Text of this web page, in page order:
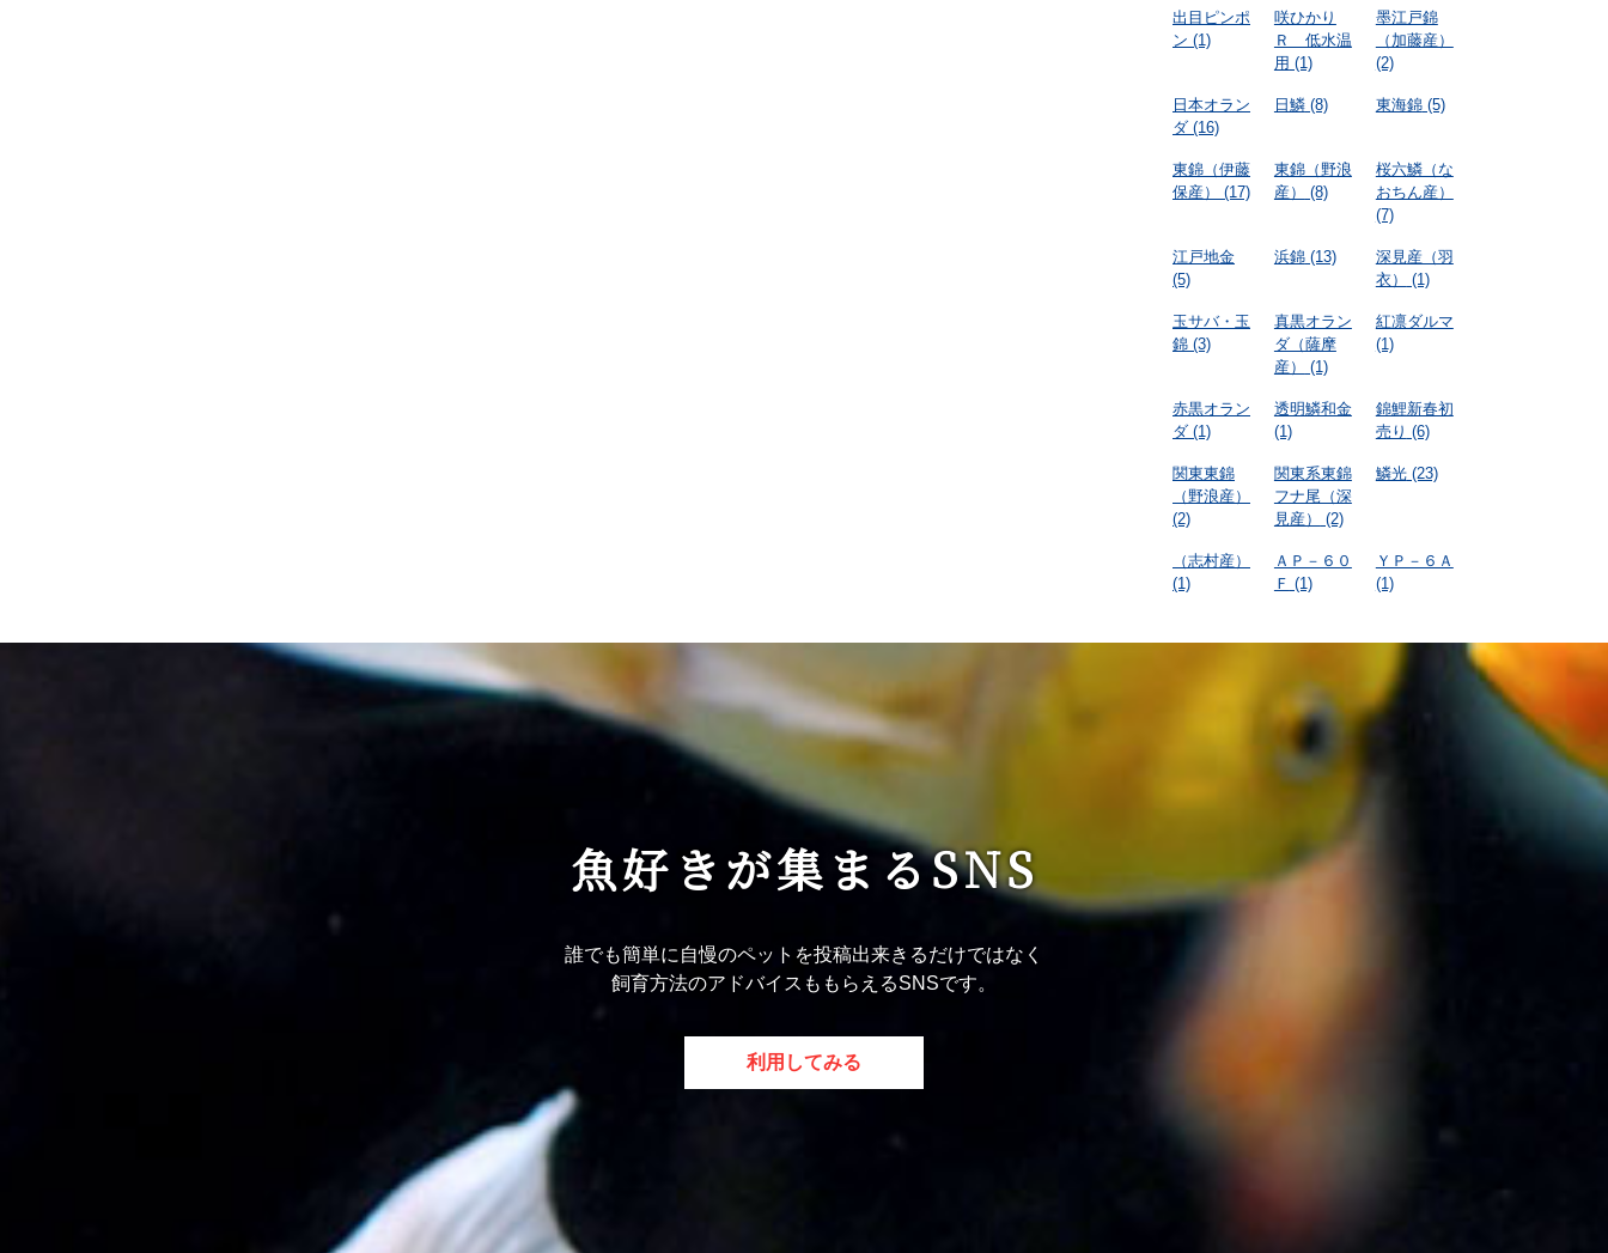
出目ピンポ
ン (1)
咲ひかり
Ｒ 低水温
用 (1)
墨江戸錦
（加藤産）
(2)
日本オラン
ダ (16)
日鱗(8) 東海錦(5)
東錦（伊藤
保産）
(17)
東錦（野浪
産）
(8)
桜六鱗（な
おちん産）
(7)
江戸地金
(5)
浜錦(13)
深見産（羽
衣）
(1)
玉サバ・玉
錦 (3)
真黒オラン
ダ（薩摩
産）
(1)
紅凛ダルマ
(1)
赤黒オラン
ダ (1)
透明鱗和金
(1)
錦鯉新春初
売り (6)
関東東錦
（野浪産）
(2)
関東系東錦
フナ尾（深
見産）
(2)
鱗光(23)
（志村産）
(1)
ＡＰ－６０
Ｆ (1)
ＹＰ－６Ａ
(1)
魚好きが集まるSNS
誰でも簡単に自慢のペットを投稿出来きるだけではなく
飼育方法のアドバイスももらえるSNSです。
利用してみる